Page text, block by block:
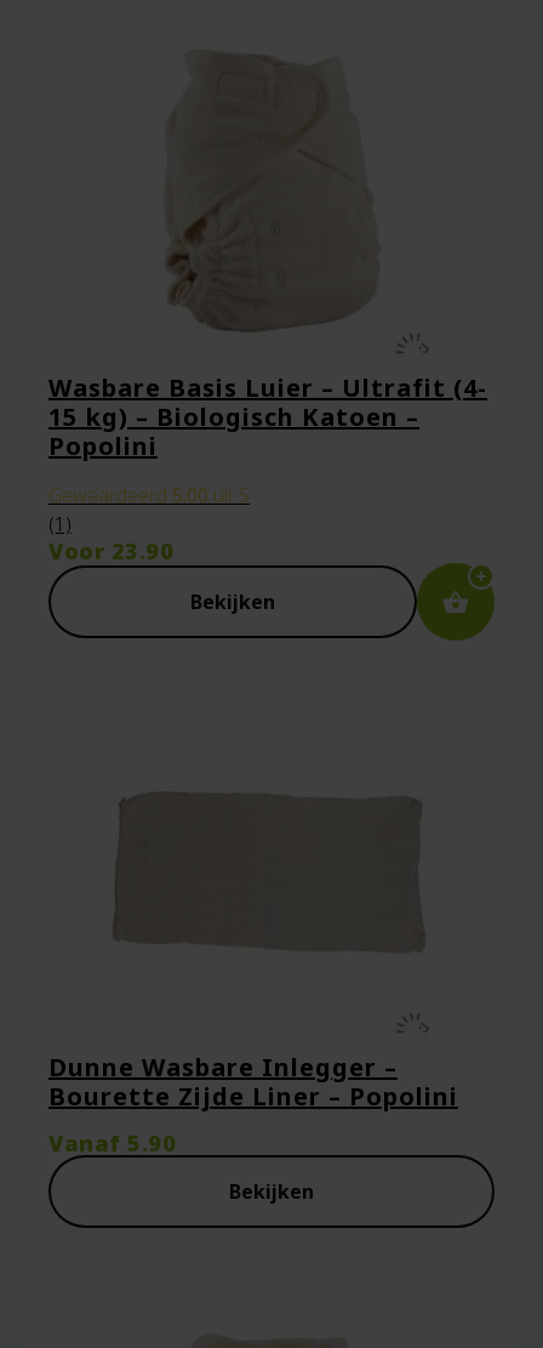
E-mail*
Captcha*
Wasbare Basis Luier – Ultrafit (4-
15 kg) – Biologisch Katoen –
Popolini
Gewaardeerd 5.00 uit 5
(1)
Voor 23.90
Bekijken
Dunne Wasbare Inlegger –
Bourette Zijde Liner – Popolini
Vanaf5.90
Bekijken